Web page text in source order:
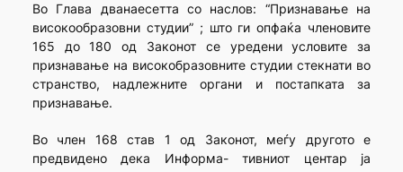
Во Глава дванаесетта со наслов: “Признавање на
високообразовни студии” ; што ги опфаќа членовите
165 до 180 од Законот се уредени условите за
признавање на високобразовните студии стекнати во
странство, надлежните органи и постапката за
признавање.
Во член 168 став 1 од Законот, меѓу другото е
предвидено дека Информа- тивниот центар ја